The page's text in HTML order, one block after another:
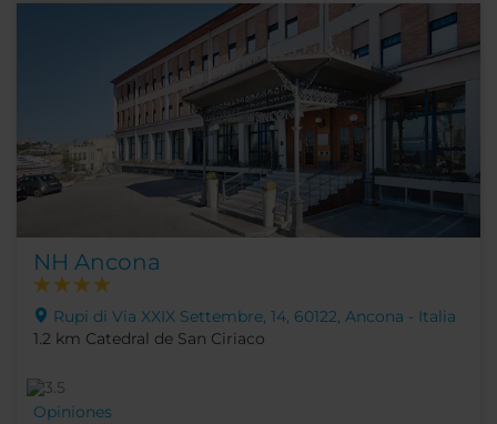
NH Ancona
Rupi di Via XXIX Settembre, 14, 60122, Ancona - Italia
1.2 km Catedral de San Ciriaco
Opiniones